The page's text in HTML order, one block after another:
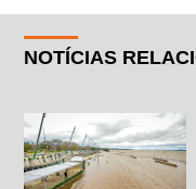
NOTÍCIAS